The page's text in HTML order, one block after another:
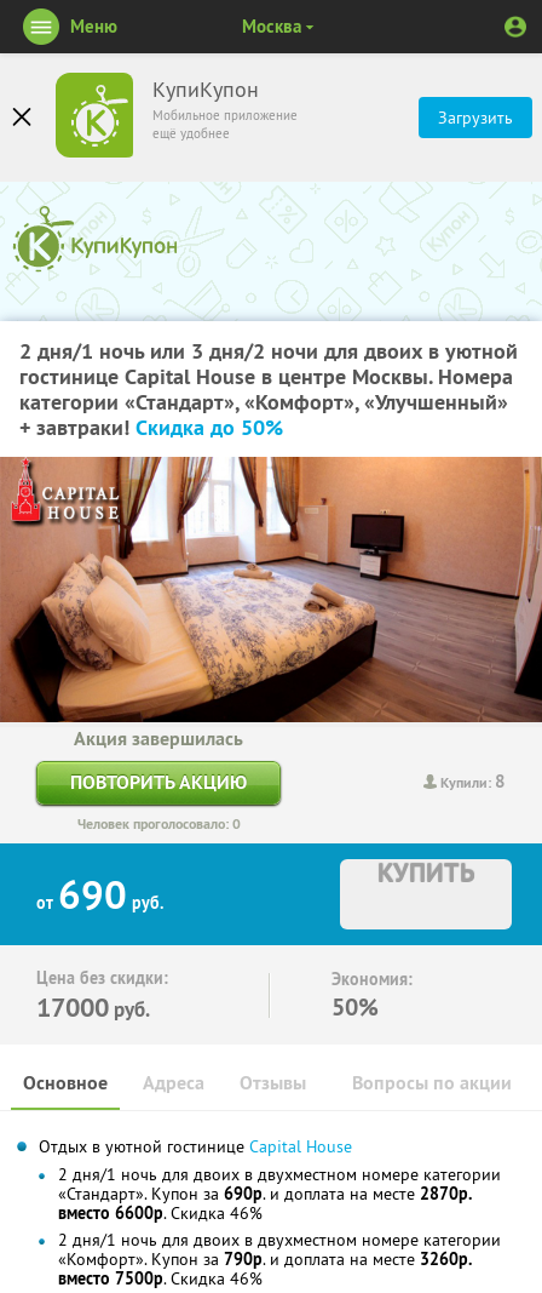
КупиКупон
Мобильное приложение
ещё удобнее
Загрузить
Меню Москва
2 дня/1 ночь или 3 дня/2 ночи для двоих в уютной
гостинице Capital House в центре Москвы. Номера
категории «Стандарт», «Комфорт», «Улучшенный»
+ завтраки! Скидка до 50%
Купили: 8
Акция завершилась
ПОВТОРИТЬ АКЦИЮ
Человек проголосовало: 0
от 690 руб.
КУПИТЬ
Цена без скидки:
17000 руб.
Экономия:
50%
Основное Отзывы Вопросы по акции
Адреса
Отдых в уютной гостинице Capital House
2 дня/1 ночь для двоих в двухместном номере категории
«Стандарт». Купон за 690р. и доплата на месте 2870р.
вместо 6600р. Скидка 46%
2 дня/1 ночь для двоих в двухместном номере категории
«Комфорт». Купон за 790р. и доплата на месте 3260р.
вместо 7500р. Скидка 46%